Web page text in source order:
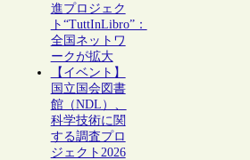
進プロジェク
ト“TuttInLibro”：
全国ネットワ
ークが拡大
【イベント】
国立国会図書
館（NDL）、
科学技術に関
する調査プロ
ジェクト2026